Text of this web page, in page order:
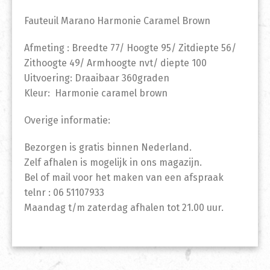
Fauteuil Marano Harmonie Caramel Brown
Afmeting : Breedte 77/ Hoogte 95/ Zitdiepte 56/
Zithoogte 49/ Armhoogte nvt/ diepte 100
Uitvoering: Draaibaar 360graden
Kleur: Harmonie caramel brown
Overige informatie:
Bezorgen is gratis binnen Nederland.
Zelf afhalen is mogelijk in ons magazijn.
Bel of mail voor het maken van een afspraak
telnr : 06 51107933
Maandag t/m zaterdag afhalen tot 21.00 uur.